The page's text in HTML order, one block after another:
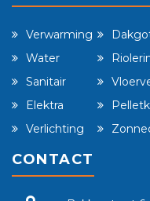
Verwarming
Water
Sanitair
Elektra
Verlichting
CONTACT